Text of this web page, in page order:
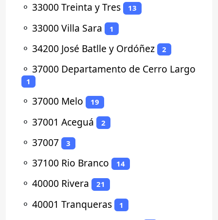
⚬ 33000 Treinta y Tres 13
⚬ 33000 Villa Sara 1
⚬ 34200 José Batlle y Ordóñez 2
⚬ 37000 Departamento de Cerro Largo
1
⚬ 37000 Melo 19
⚬ 37001 Aceguá 2
⚬ 37007 3
⚬ 37100 Rio Branco 14
⚬ 40000 Rivera 21
⚬ 40001 Tranqueras 1